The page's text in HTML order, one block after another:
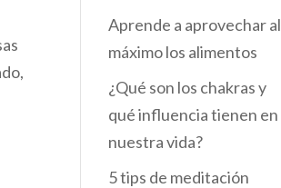
Aprende a aprovechar al
máximo los alimentos
¿Qué son los chakras y
qué influencia tienen en
nuestra vida?
5 tips de meditación